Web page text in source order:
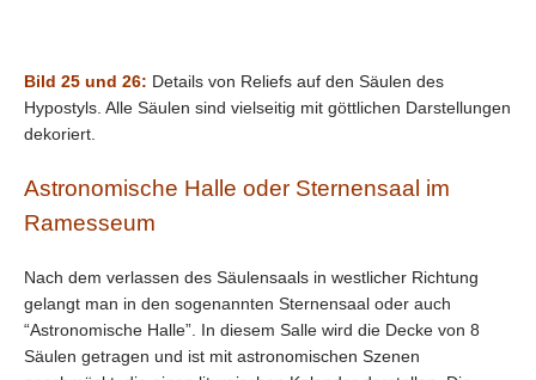
Bild 25 und 26: Details von Reliefs auf den Säulen des
Hypostyls. Alle Säulen sind vielseitig mit göttlichen Darstellungen
dekoriert.
Astronomische Halle oder Sternensaal im
Ramesseum
Nach dem verlassen des Säulensaals in westlicher Richtung
gelangt man in den sogenannten Sternensaal oder auch
“Astronomische Halle”. In diesem Salle wird die Decke von 8
Säulen getragen und ist mit astronomischen Szenen